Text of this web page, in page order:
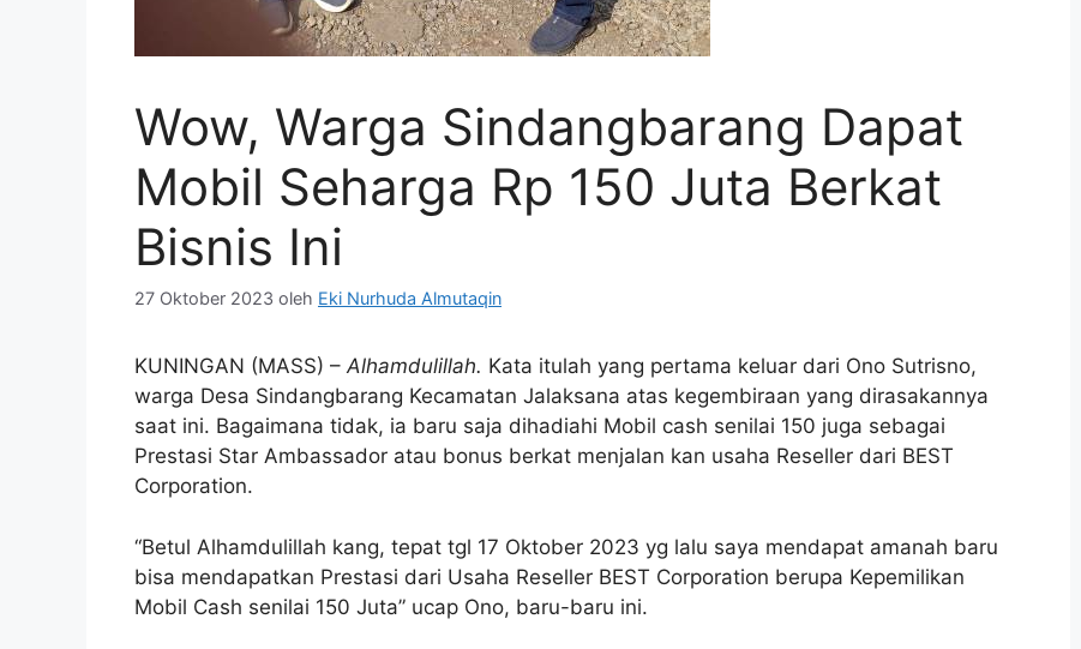
Wow, Warga Sindangbarang Dapat
Mobil Seharga Rp 150 Juta Berkat
Bisnis Ini
27 Oktober 2023 oleh Eki Nurhuda Almutaqin
KUNINGAN (MASS) –Alhamdulillah. Kata itulah yang pertama keluar dari Ono Sutrisno,
warga Desa Sindangbarang Kecamatan Jalaksana atas kegembiraan yang dirasakannya
saat ini. Bagaimana tidak, ia baru saja dihadiahi Mobil cash senilai 150 juga sebagai
Prestasi Star Ambassador atau bonus berkat menjalan kan usaha Reseller dari BEST
Corporation.
“Betul Alhamdulillah kang, tepat tgl 17 Oktober 2023 yg lalu saya mendapat amanah baru
bisa mendapatkan Prestasi dari Usaha Reseller BEST Corporation berupa Kepemilikan
Mobil Cash senilai 150 Juta” ucap Ono, baru-baru ini.